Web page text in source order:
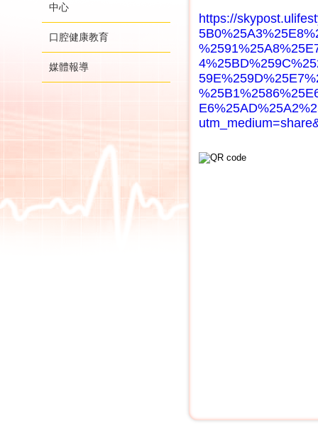
中心
口腔健康教育
媒體報導
https://